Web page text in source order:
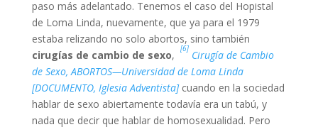
paso más adelantado. Tenemos el caso del Hopistal
de Loma Linda, nuevamente, que ya para el 1979
estaba relizando no solo abortos, sino también
cirugías de cambio de sexo,
[6]
Cirugía de Cambio
de Sexo, ABORTOS—Universidad de Loma Linda
[DOCUMENTO, Iglesia Adventista] cuando en la sociedad
hablar de sexo abiertamente todavía era un tabú, y
nada que decir que hablar de homosexualidad. Pero